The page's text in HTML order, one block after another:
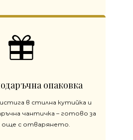
опаковка
в стилна кутийка и
чантичка – готово за
още с отварянето.